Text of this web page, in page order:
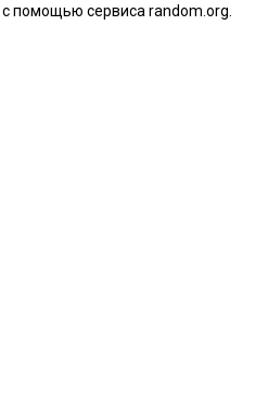
с помощью сервиса random.org.